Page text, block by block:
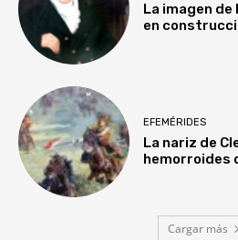
La imagen
en
EFEMÉRIDES
La nariz de
hemorroides
Cargar más